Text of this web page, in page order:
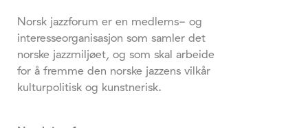
Norsk jazzforum er en medlems- og
interesseorganisasjon som samler det
norske jazzmiljøet, og som skal arbeide
for å fremme den norske jazzens vilkår
kulturpolitisk og kunstnerisk.